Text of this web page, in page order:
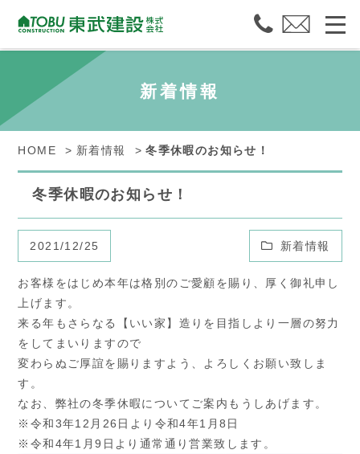
新着情報
HOME 新着情報 冬季休暇のお知らせ！
冬季休暇のお知らせ！
2021/12/25 新着情報
お客様をはじめ本年は格別のご愛顧を賜り、厚く御礼申し
上げます。
来る年もさらなる【いい家】造りを目指しより一層の努力
をしてまいりますので
変わらぬご厚誼を賜りますよう、よろしくお願い致しま
す。
なお、弊社の冬季休暇についてご案内もうしあげます。
※令和3年12月26日より令和4年1月8日
※令和4年1月9日より通常通り営業致します。